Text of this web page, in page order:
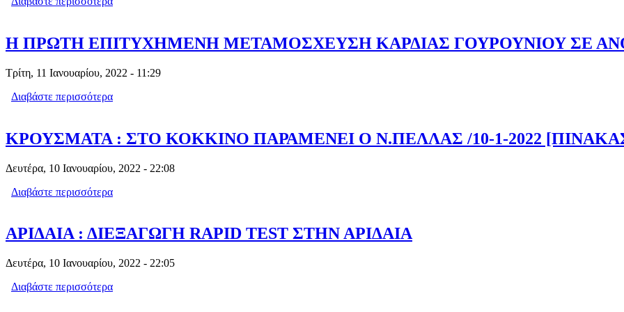
Η ΠΡΩΤΗ ΕΠΙΤΥΧΗΜΕΝΗ ΜΕΤΑΜΟΣΧΕΥΣΗ ΚΑΡΔΙΑΣ ΓΟΥΡΟΥΝΙΟΥ ΣΕ
Τρίτη, 11 Ιανουαρίου, 2022 - 11:29
Διαβάστε περισσότερα
ΚΡΟΥΣΜΑΤΑ : ΣΤΟ ΚΟΚΚΙΝΟ ΠΑΡΑΜΕΝΕΙ Ο Ν.ΠΕΛΛΑΣ /10-1-2022
Δευτέρα, 10 Ιανουαρίου, 2022 - 22:08
Διαβάστε περισσότερα
ΑΡΙΔΑΙΑ : ΔΙΕΞΑΓΩΓΗ RAPID TEST ΣΤΗΝ ΑΡΙΔΑΙΑ
Δευτέρα, 10 Ιανουαρίου, 2022 - 22:05
Διαβάστε περισσότερα